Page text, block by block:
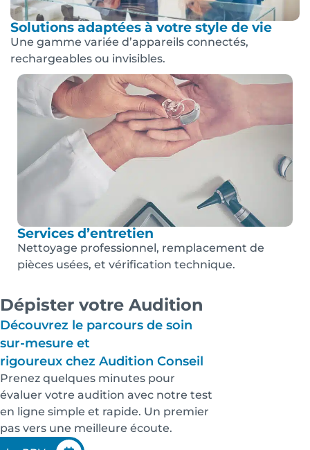
Solutions adaptées à votre style de vie
Une gamme variée d’appareils connectés,
rechargeables ou invisibles.
Services d’entretien
Nettoyage professionnel, remplacement de
pièces usées, et vérification technique.
Dépister votre Audition
Découvrez le parcours de soin
sur-mesure et
rigoureux chez Audition Conseil
Prenez quelques minutes pour
évaluer votre audition avec notre test
en ligne simple et rapide. Un premier
pas vers une meilleure écoute.